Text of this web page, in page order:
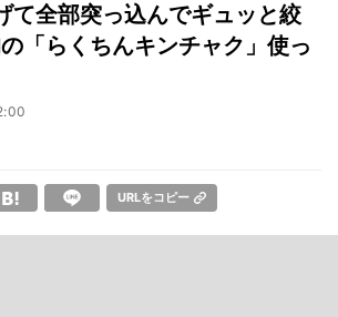
て全部突っ込んでギュッと絞
「らくちんキンチャク」使っ
URLをコピー